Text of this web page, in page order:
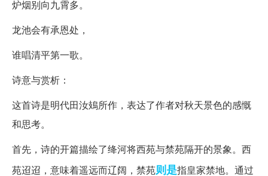
炉烟别向九霄多。
龙池会有承恩处，
谁唱清平第一歌。
诗意与赏析：
这首诗是明代田汝鳷所作，表达了作者对秋天景色的感慨
和思考。
首先，诗的开篇描绘了绛河将西苑与禁苑隔开的景象。西
苑迢迢，意味着遥远而辽阔，禁苑则是指皇家禁地。通过